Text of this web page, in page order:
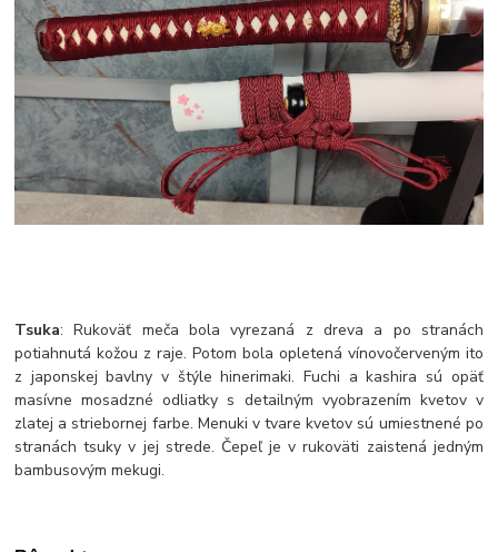
Tsuka: Rukoväť meča bola vyrezaná z dreva a po stranách
potiahnutá kožou z raje. Potom bola opletená vínovočerveným ito
z japonskej bavlny v štýle hinerimaki. Fuchi a kashira sú opäť
masívne mosadzné odliatky s detailným vyobrazením kvetov v
zlatej a striebornej farbe. Menuki v tvare kvetov sú umiestnené po
stranách tsuky v jej strede. Čepeľ je v rukoväti zaistená jedným
bambusovým mekugi.